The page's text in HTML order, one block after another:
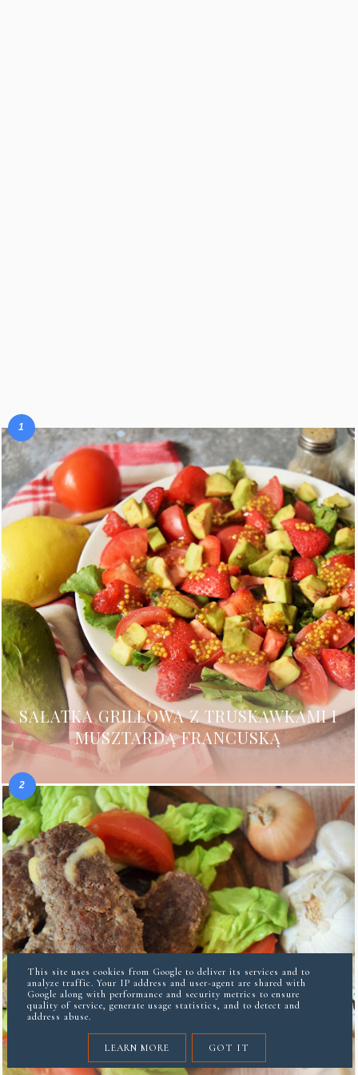
SAŁATKA GRILLOWA Z TRUSKAWKAMI I
MUSZTARDĄ FRANCUSKĄ
This site uses cookies from Google to deliver its services and to
analyze traffic. Your IP address and user-agent are shared with
Google along with performance and security metrics to ensure
quality of service, generate usage statistics, and to detect and
address abuse.
LEARN MORE GOT IT